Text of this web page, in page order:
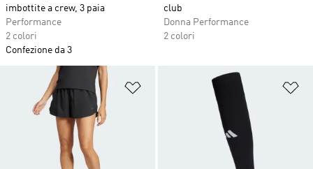
imbottite a crew, 3 paia
Performance
2 colori
Confezione da 3
club
Donna Performance
2 colori
Aggiungi alla lista dei desideri